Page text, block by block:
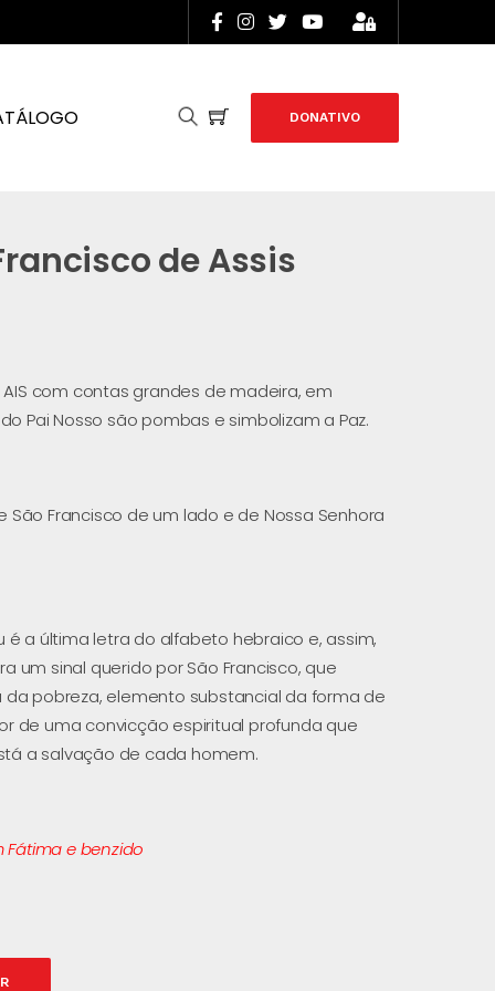
DONATIVO
de Assis
com contas grandes de madeira, em
Pai Nosso são pombas e simbolizam a Paz.
Francisco de um lado e de Nossa Senhora
é a última letra do alfabeto hebraico e, assim,
um sinal querido por São Francisco, que
pobreza, elemento substancial da forma de
de uma convicção espiritual profunda que
a salvação de cada homem.
e benzido